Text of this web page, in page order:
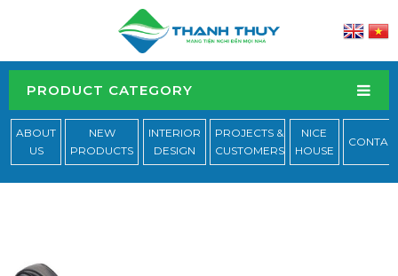
PRODUCT CATEGORY
ABOUT
US
NEW
PRODUCTS
INTERIOR
DESIGN
PROJECTS &
CUSTOMERS
NICE
HOUSE